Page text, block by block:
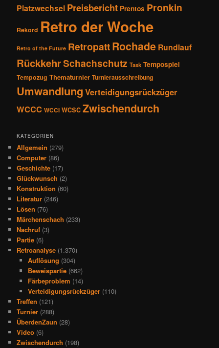
Platzwechsel Preisbericht Prentos Pronkin
Rekord Retro der Woche
Retro of the Future RetropattRochade Rundlauf
RückkehrSchachschutz Task Tempospiel
Tempozug Thematurnier Turnierausschreibung
Umwandlung Verteidigungsrückzüger
WCCC WCCI WCSC Zwischendurch
KATEGORIEN
Allgemein (279)
Computer (86)
Geschichte (17)
Glückwunsch (2)
Konstruktion (60)
Literatur (246)
Lösen (76)
Märchenschach (233)
Nachruf (3)
Partie (6)
Retroanalyse (1.370)
Auflösung (304)
Beweispartie(662)
Färbeproblem (14)
Verteidigungsrückzüger(110)
Treffen (121)
Turnier (288)
ÜberdenZaun (28)
Video (6)
Zwischendurch (198)